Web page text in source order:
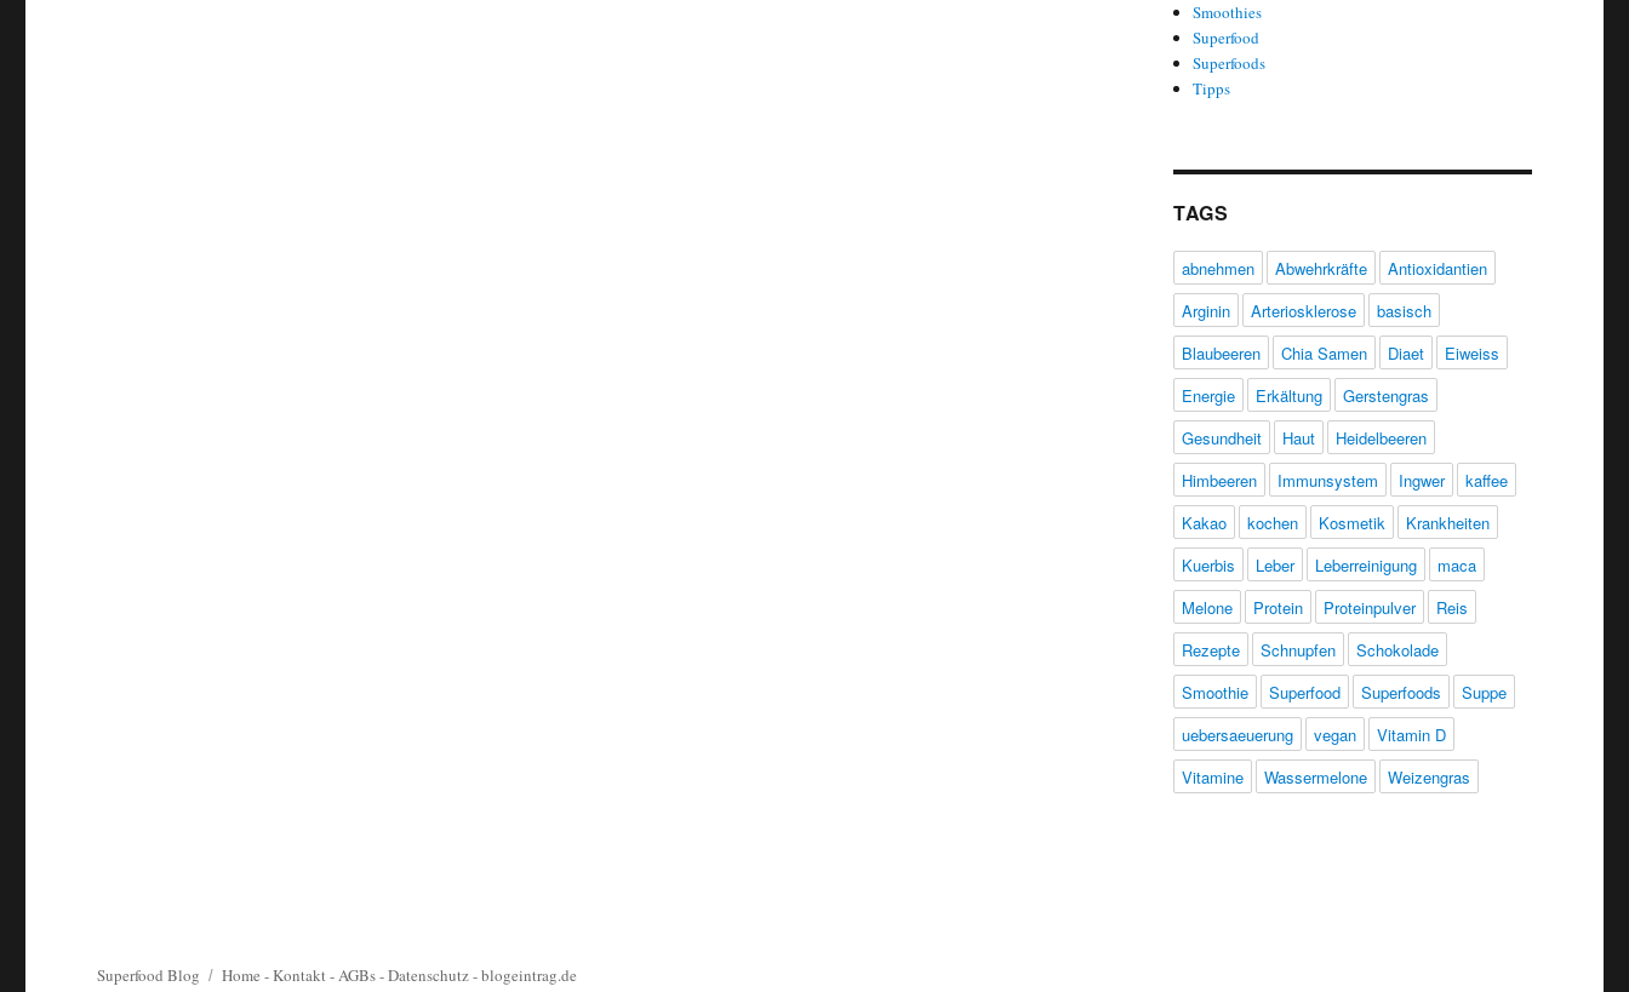
Smoothies
Superfood
Superfoods
Tipps
TAGS
abnehmen Abwehrkräfte
Antioxidantien
Arginin
Arteriosklerose
basisch
Blaubeeren
Chia Samen Diaet
Eiweiss
Energie
Erkältung
Gerstengras
Gesundheit
Haut
Heidelbeeren
Himbeeren
Immunsystem Ingwer
kaffee
Kakao
kochen Kosmetik
Krankheiten
Kuerbis
Leber Leberreinigung
maca
Melone
Protein Proteinpulver
Reis
Rezepte
Schnupfen
Schokolade
Smoothie
Superfood Superfoods
Suppe
uebersaeuerung
vegan
Vitamin D
Vitamine
Wassermelone Weizengras
Superfood Blog Home -Kontakt-AGBs-Datenschutz-blogeintrag.de